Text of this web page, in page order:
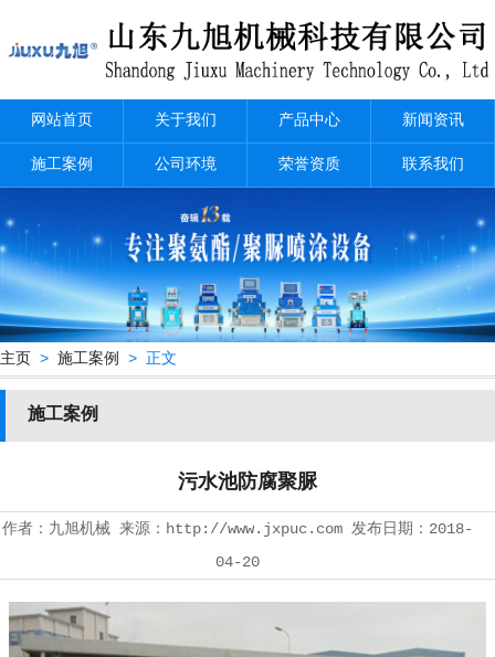
网站首页 关于我们 产品中心 新闻资讯
施工案例 公司环境 荣誉资质 联系我们
主页 > 施工案例 > 正文
施工案例
污水池防腐聚脲
作者：九旭机械 来源：http://www.jxpuc.com 发布日期：2018-
04-20